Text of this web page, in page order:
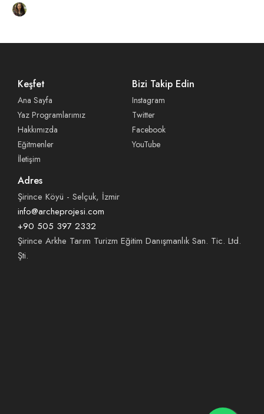
Keşfet
Ana Sayfa
Yaz Programlarımız
Hakkımızda
Eğitmenler
İletişim
Bizi Takip Edin
Instagram
Twitter
Facebook
YouTube
Adres
Şirince Köyü - Selçuk, İzmir
info@archeprojesi.com
+90 505 397 2332
Şirince Arkhe Tarım Turizm Eğitim Danışmanlık San. Tic. Ltd.
Şti.